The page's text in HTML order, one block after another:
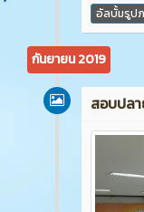
อัลบั้มรูป
กันยายน 2019
สอบปล